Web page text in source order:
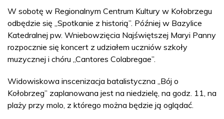
W sobotę w Regionalnym Centrum Kultury w Kołobrzegu
odbędzie się „Spotkanie z historią”. Później w Bazylice
Katedralnej pw. Wniebowzięcia Najświętszej Maryi Panny
rozpocznie się koncert z udziałem uczniów szkoły
muzycznej i chóru „Cantores Colabregae”.
Widowiskowa inscenizacja batalistyczna „Bój o
Kołobrzeg” zaplanowana jest na niedzielę, na godz. 11, na
plaży przy molo, z którego można będzie ją oglądać.